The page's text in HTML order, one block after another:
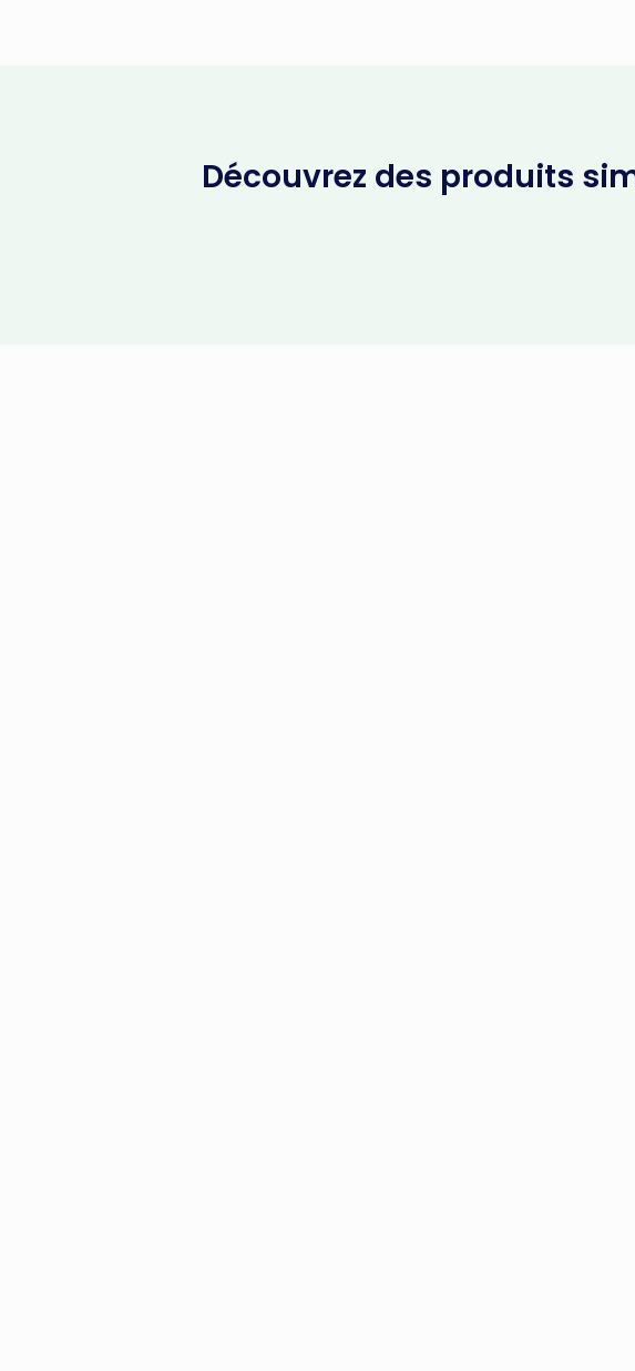
Découvrez des produits